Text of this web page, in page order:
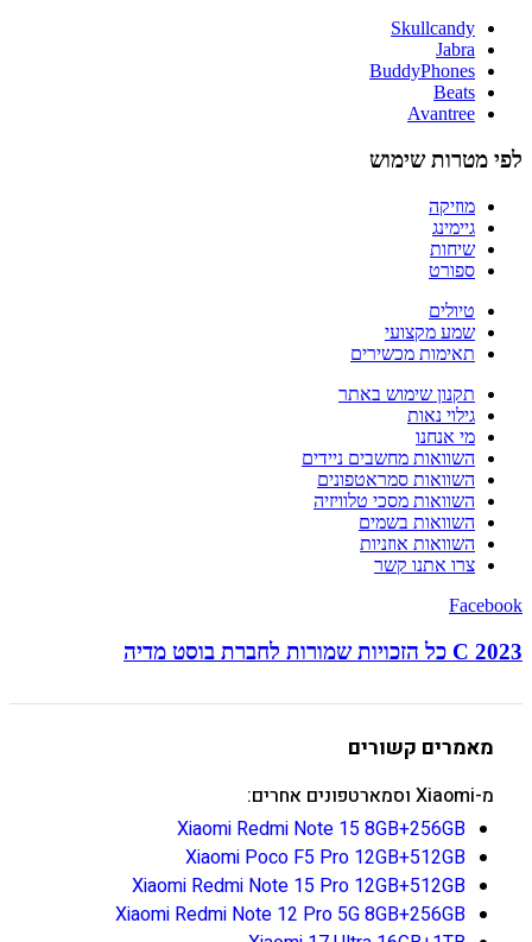
Skullcandy
Jabra
BuddyPhones
Beats
Avantree
לפי מטרות שימוש
מוזיקה
גיימינג
שיחות
ספורט
טיולים
שמע מקצועי
תאימות מכשירים
תקנון שימוש באתר
גילוי נאות
מי אנחנו
השוואות מחשבים ניידים
השוואות סמראטפונים
השוואות מסכי טלוויזיה
השוואות בשמים
השוואות אוזניות
צרו אתנו קשר
Facebook
C 2023 כל הזכויות שמורות לחברת בוסט מדיה
מאמרים קשורים
מ-Xiaomi וסמארטפונים אחרים:
Xiaomi Redmi Note 15 8GB+256GB
Xiaomi Poco F5 Pro 12GB+512GB
Xiaomi Redmi Note 15 Pro 12GB+512GB
Xiaomi Redmi Note 12 Pro 5G 8GB+256GB